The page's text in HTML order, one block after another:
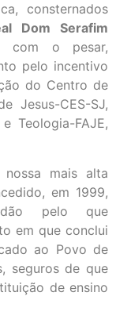
consternados
Dom Serafim
com o pesar,
pelo incentivo
do Centro de
Jesus-CES-SJ,
Teologia-FAJE,
nossa mais alta
em 1999,
pelo que
em que conclui
ao Povo de
seguros de que
de ensino